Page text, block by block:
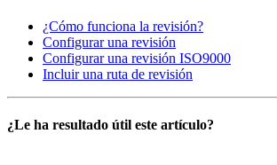
¿Cómo funciona la revisión?
Configurar una revisión
Configurar una revisión ISO9000
Incluir una ruta de revisión
¿Le ha resultado útil este artículo?